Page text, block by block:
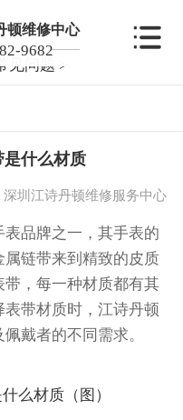
顿维修中心
9682
见问题 >
什么材质
深圳江诗丹顿维修服务中心
品牌之一，其手表的
链带来到精致的皮质
，每一种材质都有其
带材质时，江诗丹顿
戴者的不同需求。